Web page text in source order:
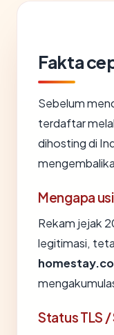
Fakta
Sebelum
terdaftar
dihosting di
Mengapa
Rekam jejak
legitimasi,
Status TLS /